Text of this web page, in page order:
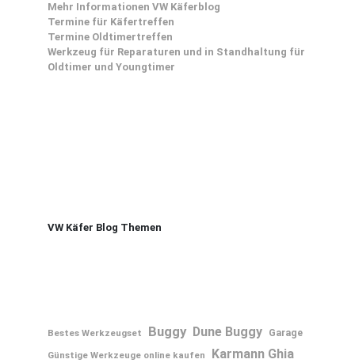
Mehr Informationen VW Käferblog
Termine für Käfertreffen
Termine Oldtimertreffen
Werkzeug für Reparaturen und in Standhaltung für
Oldtimer und Youngtimer
VW Käfer Blog Themen
Bestes Werkzeugset Buggy Dune Buggy
Garage
Günstige Werkzeuge online kaufen
Karmann Ghia